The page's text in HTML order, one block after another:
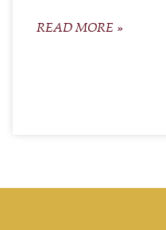
READ MORE »